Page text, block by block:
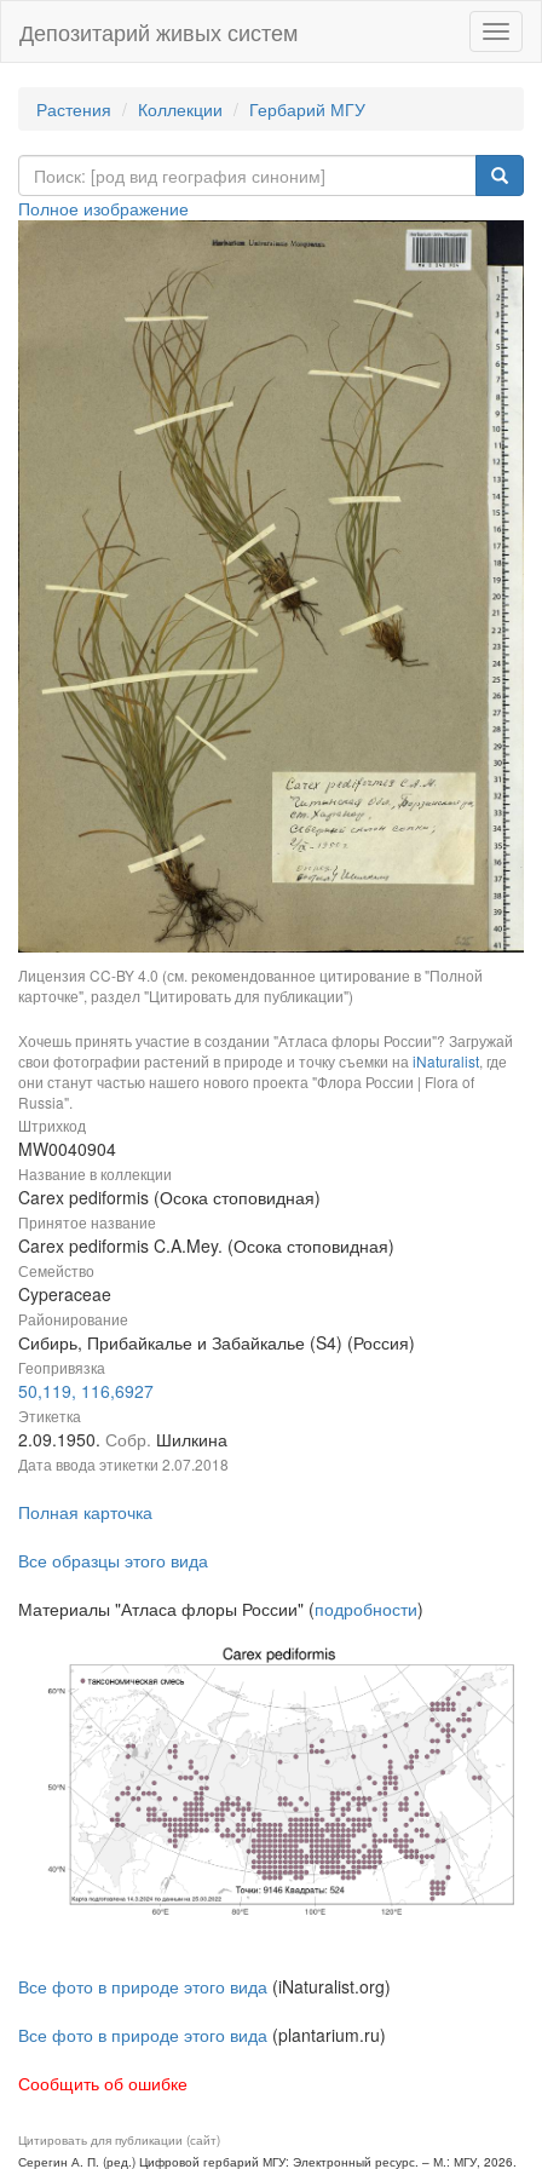
Депозитарий живых систем
Растения Коллекции Гербарий МГУ
Полное изображение
Лицензия CC-BY 4.0 (см. рекомендованное цитирование в "Полной
карточке", раздел "Цитировать для публикации")
Хочешь принять участие в создании "Атласа флоры России"? Загружай
свои фотографии растений в природе и точку съемки на iNaturalist, где
они станут частью нашего нового проекта "Флора России | Flora of
Russia".
Штрихкод
MW0040904
Название в коллекции
Carex pediformis (Осока стоповидная)
Принятое название
Carex pediformis C.A.Mey. (Осока стоповидная)
Семейство
Cyperaceae
Районирование
Сибирь, Прибайкалье и Забайкалье (S4) (Россия)
Геопривязка
50,119, 116,6927
Этикетка
2.09.1950. Собр. Шилкина
Дата ввода этикетки 2.07.2018
Полная карточка
Все образцы этого вида
Материалы "Атласа флоры России" (подробности)
Все фото в природе этого вида (iNaturalist.org)
Все фото в природе этого вида (plantarium.ru)
Сообщить об ошибке
Цитировать для публикации (сайт)
Серегин А. П. (ред.) Цифровой гербарий МГУ: Электронный ресурс. – М.: МГУ, 2026.